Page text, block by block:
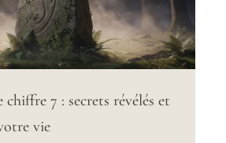
7 : secrets révélés et
vie